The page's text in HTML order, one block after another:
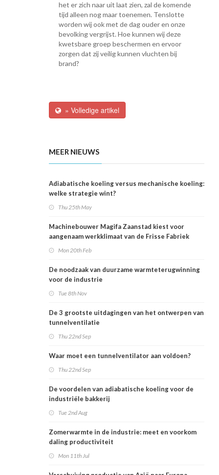
het er zich naar uit laat zien, zal de komende
tijd alleen nog maar toenemen. Tenslotte
worden wij ook met de dag ouder en onze
bevolking vergrijst. Hoe kunnen wij deze
kwetsbare groep beschermen en ervoor
zorgen dat zij veilig kunnen vluchten bij
brand?
» Volledige artikel
MEER NIEUWS
Adiabatische koeling versus mechanische koeling:
welke strategie wint?
Thu 25th May
Machinebouwer Magifa Zaanstad kiest voor
aangenaam werkklimaat van de Frisse Fabriek
Mon 20th Feb
De noodzaak van duurzame warmteterugwinning
voor de industrie
Tue 8th Nov
De 3 grootste uitdagingen van het ontwerpen van
tunnelventilatie
Thu 22nd Sep
Waar moet een tunnelventilator aan voldoen?
Thu 22nd Sep
De voordelen van adiabatische koeling voor de
industriële bakkerij
Tue 2nd Aug
Zomerwarmte in de industrie: meet en voorkom
daling productiviteit
Mon 11th Jul